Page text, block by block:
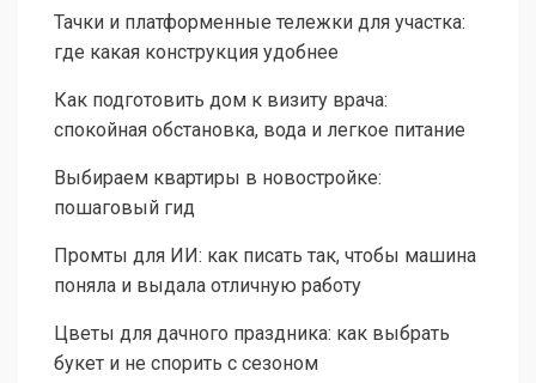
Тачки и платформенные тележки для участка:
где какая конструкция удобнее
Как подготовить дом к визиту врача:
спокойная обстановка, вода и легкое питание
Выбираем квартиры в новостройке:
пошаговый гид
Промты для ИИ: как писать так, чтобы машина
поняла и выдала отличную работу
Цветы для дачного праздника: как выбрать
букет и не спорить с сезоном